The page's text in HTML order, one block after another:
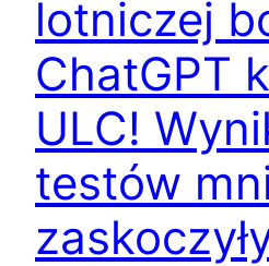
lotniczej
ChatGPT
ULC!
testów